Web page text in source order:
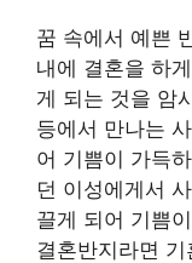
꿈 속에서 예쁜
내에 결혼을 하
게 되는 것을 암
등에서 만나는
어 기쁨이 가득
던 이성에게서
끌게 되어 기쁨
결혼반지라면